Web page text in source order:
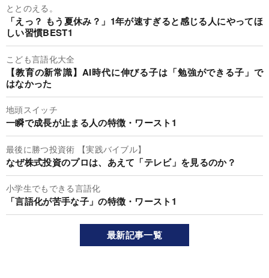
ととのえる。
「えっ？ もう夏休み？」1年が速すぎると感じる人にやってほ
しい習慣BEST1
こども言語化大全
【教育の新常識】AI時代に伸びる子は「勉強ができる子」で
はなかった
地頭スイッチ
一瞬で成長が止まる人の特徴・ワースト1
最後に勝つ投資術 【実践バイブル】
なぜ株式投資のプロは、あえて「テレビ」を見るのか？
小学生でもできる言語化
「言語化が苦手な子」の特徴・ワースト1
最新記事一覧